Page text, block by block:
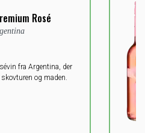
Rosé
fra Argentina, der
og maden.